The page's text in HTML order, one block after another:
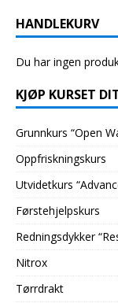
HANDLEKURV
Du har ingen
KJØP KURSET
Grunnkurs “Open
Oppfriskningskurs
Utvidetkurs
Førstehjelpskurs
Redningsdykker
Nitrox
Tørrdrakt